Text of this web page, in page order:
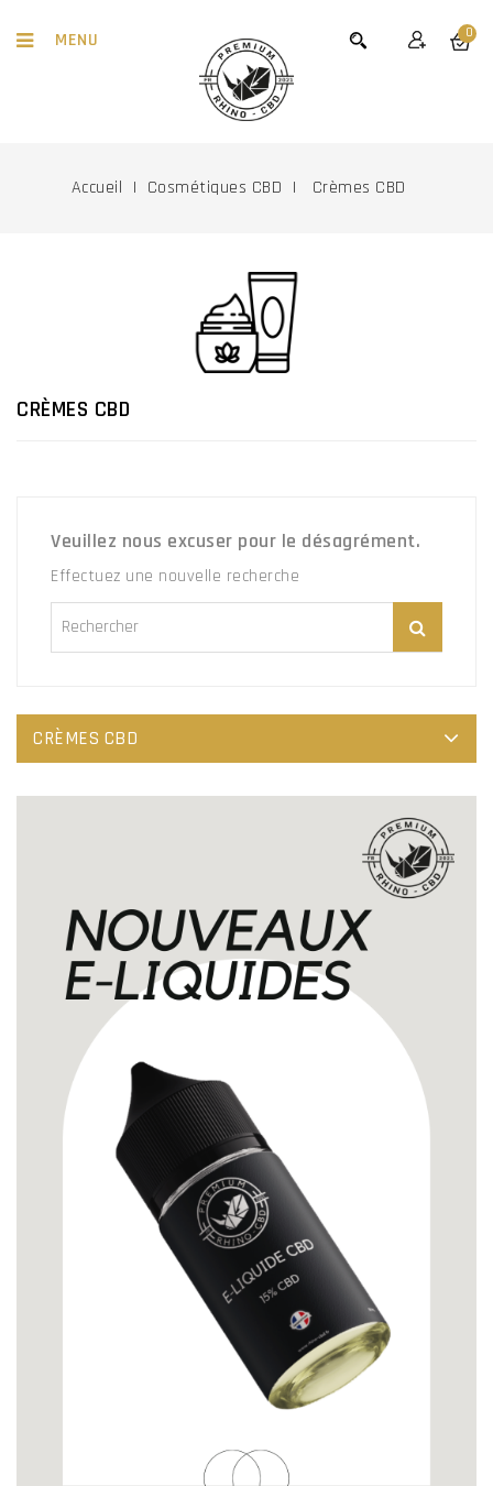
0
MENU
Accueil Cosmétiques CBD Crèmes CBD
CRÈMES CBD
Veuillez nous excuser pour le désagrément.
Effectuez une nouvelle recherche
CRÈMES CBD